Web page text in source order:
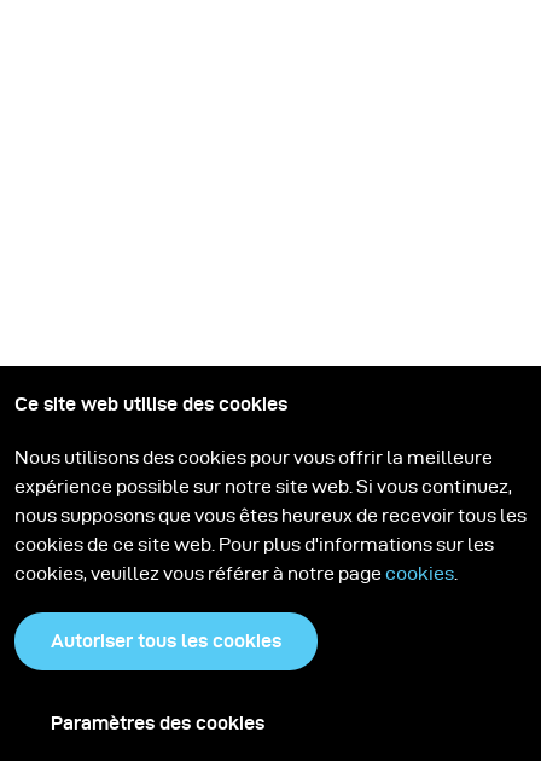
Restez informé
par nos histoires, apprenez de nouvelles configurations
d'éclairage et restez informé.
S'inscrire
Ce site web utilise des cookies
Nous utilisons des cookies pour vous offrir la meilleure
expérience possible sur notre site web. Si vous continuez,
nous supposons que vous êtes heureux de recevoir tous les
cookies de ce site web. Pour plus d'informations sur les
cookies, veuillez vous référer à notre page cookies
Autoriser tous les cookies
Paramètres des cookies